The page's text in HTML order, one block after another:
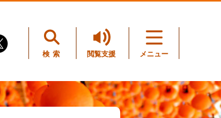
検索 閲覧支援 メニュー